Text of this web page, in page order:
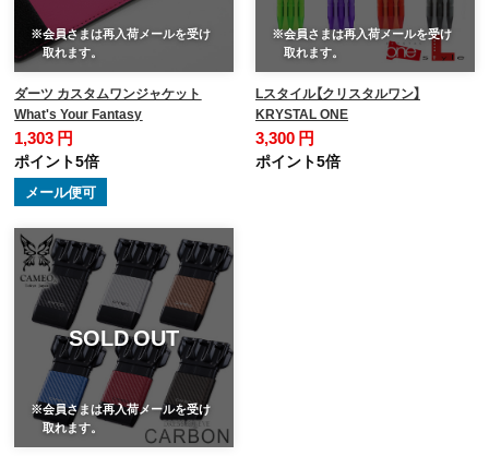
※会員さまは再入荷メールを受け
取れます。
ダーツ カスタムワンジャケット
What's Your Fantasy
1,303 円
ポイント5倍
メール便可
※会員さまは再入荷メールを受け
取れます。
Lスタイル【クリスタルワン】
KRYSTAL ONE
3,300 円
ポイント5倍
SOLD OUT
※会員さまは再入荷メールを受け
取れます。